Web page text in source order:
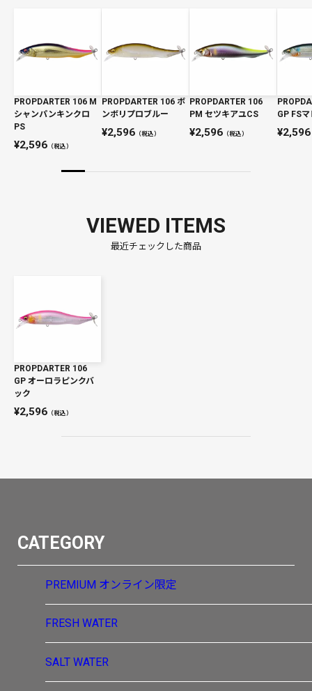
PROPDARTER 106 M
シャンパンキンクロ
PS
2,596 （税込）
PROPDARTER 106 ボ
ンボリプロブルー
2,596（税込）
PROPDARTER 106
PM セツキアユCS
2,596（税込）
GP FS
2,596
VIEWED ITEMS
最近チェックした商品
PROPDARTER 106
GP オーロラピンクバ
ック
2,596 （税込）
CATEGORY
PREMIUM オンライン限定
FRESH WATER
SALT WATER